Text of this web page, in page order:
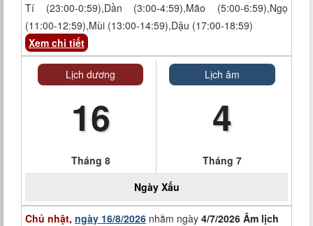
Tí (23:00-0:59),Dần (3:00-4:59),Mão (5:00-6:59),Ngọ
(11:00-12:59),Mùi (13:00-14:59),Dậu (17:00-18:59)
Xem chi tiết
Lịch dương
16
Tháng 8
Lịch âm
4
Tháng 7
Ngày Xấu
Chủ nhật, ngày 16/8/2026 nhằm ngày 4/7/2026 Âm lịch